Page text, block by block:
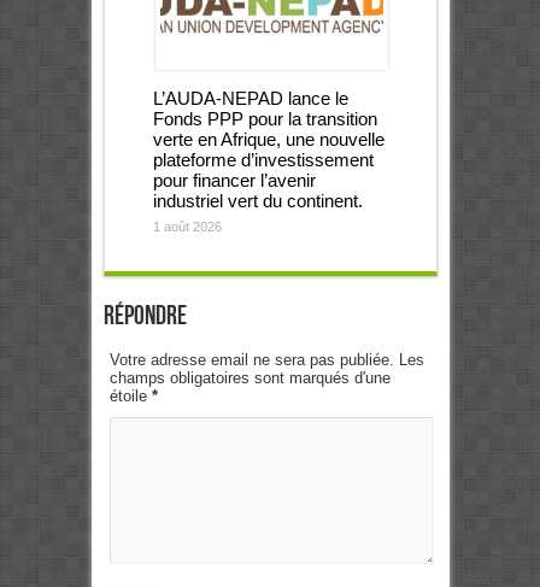
L’AUDA-NEPAD lance le
Fonds PPP pour la transition
verte en Afrique, une nouvelle
plateforme d’investissement
pour financer l’avenir
industriel vert du continent.
1 août 2026
Répondre
Votre adresse email ne sera pas publiée. Les
champs obligatoires sont marqués d'une
étoile *